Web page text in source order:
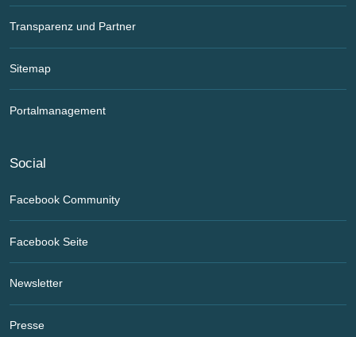
Transparenz und Partner
Sitemap
Portalmanagement
Social
Facebook Community
Facebook Seite
Newsletter
Presse